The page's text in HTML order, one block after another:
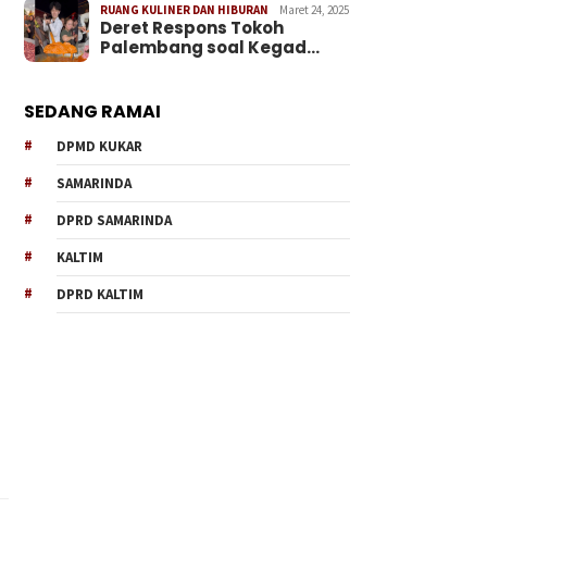
RUANG KULINER DAN HIBURAN Maret 24, 2025
Deret Respons Tokoh
Palembang soal Kegad…
SEDANG RAMAI
DPMD KUKAR
SAMARINDA
DPRD SAMARINDA
KALTIM
DPRD KALTIM